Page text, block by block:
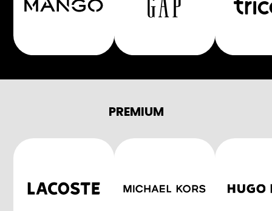
PREMIUM